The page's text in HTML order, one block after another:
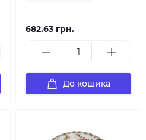
682.63 грн.
До кошика